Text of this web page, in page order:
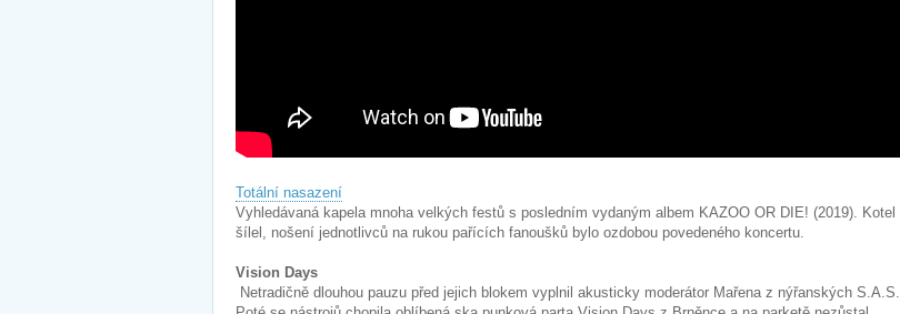
Totální nasazení
Vyhledávaná kapela mnoha velkých festů s posledním vydaným albem KAZOO OR DIE! (2019). Kotel
šílel, nošení jednotlivců na rukou pařících fanoušků bylo ozdobou povedeného koncertu.
Vision Days
Netradičně dlouhou pauzu před jejich blokem vyplnil akusticky moderátor Mařena z nýřanských S.A.S.